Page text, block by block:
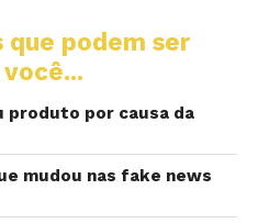
que podem ser
produto por causa da
mudou nas fake news